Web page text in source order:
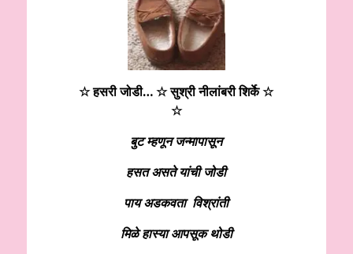
☆ हसरी जोडी… ☆ सुश्री नीलांबरी शिर्के☆
☆
बुट म्हणून जन्मापासून
हसत असते यांची जोडी
पाय अडकवता विश्रांती
मिळे हास्या आपसूक थोडी